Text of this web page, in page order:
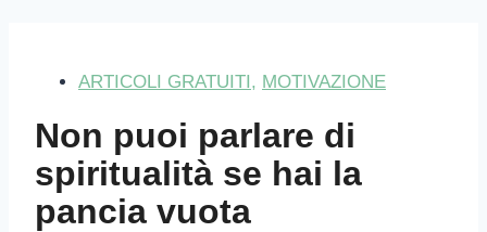
ARTICOLI GRATUITI, MOTIVAZIONE
Non puoi parlare di
spiritualità se hai la
pancia vuota